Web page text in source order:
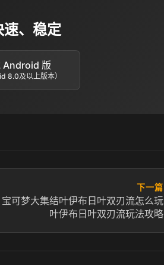
速、稳定
Android 版
8.0及以上版本）
下一篇
宝可梦大集结叶伊布日叶双刃流怎么玩
叶伊布日叶双刃流玩法攻略​